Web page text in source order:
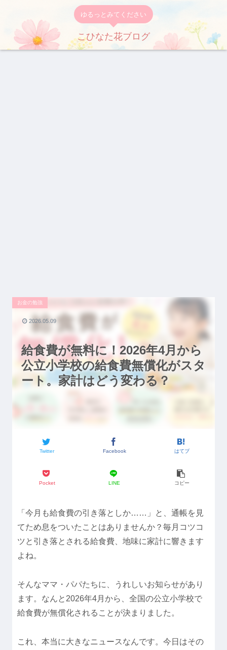
ゆるっとみてください
こひなた花ブログ
給食費が無料に！2026年4月から
公立小学校の給食費無償化がスタ
ート。家計はどう変わる？
お金の勉強
Twitter Facebook はてブ
Pocket LINE コピー
2026.05.09
「今月も給食費の引き落としか……」と、通帳を見
てため息をついたことはありませんか？毎月コツコ
ツと引き落とされる給食費、地味に家計に響きます
よね。
そんなママ・パパたちに、うれしいお知らせがあり
ます。なんと2026年4月から、全国の公立小学校で
給食費が無償化されることが決まりました。
これ、本当に大きなニュースなんです。今日はその